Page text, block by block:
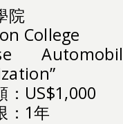
院
College
：US$1,000
：1年